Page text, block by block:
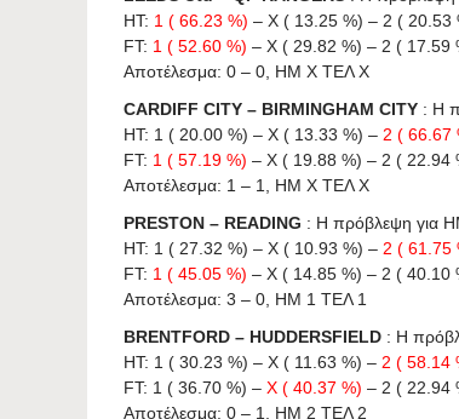
HT: 1 ( 66.23 %) – X ( 13.25 %) – 2 ( 20.53
FT: 1 ( 52.60 %) – X ( 29.82 %) – 2 ( 17.59
Αποτέλεσμα: 0 – 0, ΗΜ X ΤΕΛ X
CARDIFF CITY – BIRMINGHAM CITY : Η
HT: 1 ( 20.00 %) – X ( 13.33 %) – 2 ( 66.67
FT: 1 ( 57.19 %) – X ( 19.88 %) – 2 ( 22.94
Αποτέλεσμα: 1 – 1, ΗΜ X ΤΕΛ X
PRESTON – READING : Η πρόβλεψη για HΜ
HT: 1 ( 27.32 %) – X ( 10.93 %) – 2 ( 61.75
FT: 1 ( 45.05 %) – X ( 14.85 %) – 2 ( 40.10
Αποτέλεσμα: 3 – 0, ΗΜ 1 ΤΕΛ 1
BRENTFORD – HUDDERSFIELD : Η
HT: 1 ( 30.23 %) – X ( 11.63 %) – 2 ( 58.14
FT: 1 ( 36.70 %) – X ( 40.37 %) – 2 ( 22.94
Αποτέλεσμα: 0 – 1, ΗΜ 2 ΤΕΛ 2